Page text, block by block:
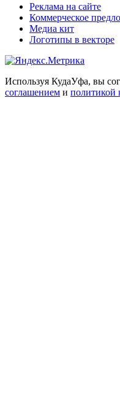
Реклама на сайте
Коммерческое
Медиа кит
Логотипы в векторе
Используя КудаУфа, вы
соглашением и политикой